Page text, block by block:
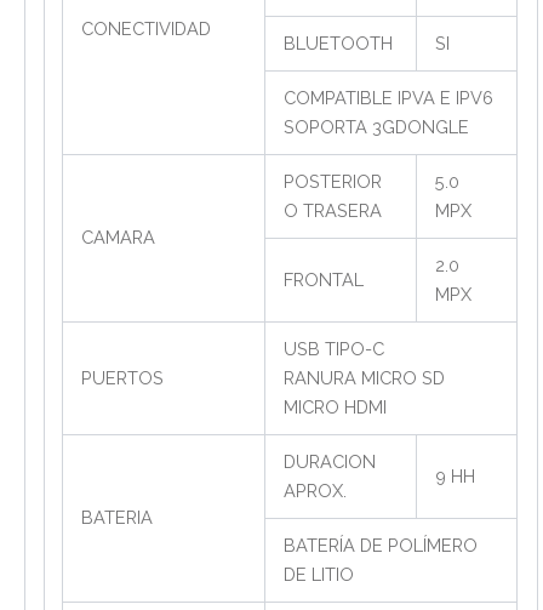
CONECTIVIDAD
BLUETOOTH SI
COMPATIBLE IPVA E IPV6
SOPORTA 3GDONGLE
CAMARA
POSTERIOR
O TRASERA
5.0
MPX
FRONTAL
2.0
MPX
PUERTOS
USB TIPO-C
RANURA MICRO SD
MICRO HDMI
BATERIA
DURACION
APROX.
9 HH
BATERÍA DE POLÍMERO
DE LITIO